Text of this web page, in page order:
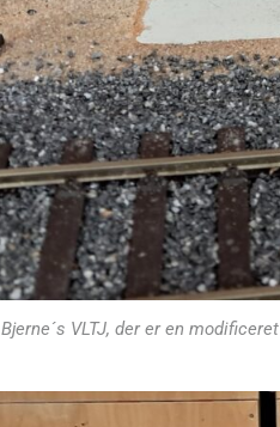
Bjerne´s VLTJ, der er en